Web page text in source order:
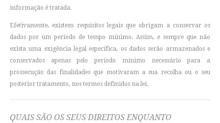
informação é tratada.
Efetivamente, existem requisitos legais que obrigam a conservar os
dados por um período de tempo mínimo. Assim, e sempre que não
exista uma exigência legal específica, os dados serão armazenados e
conservados apenas pelo período mínimo necessário para a
prossecução das finalidades que motivaram a sua recolha ou o seu
posterior tratamento, nos termos definidos na lei.
QUAIS SÃO OS SEUS DIREITOS ENQUANTO